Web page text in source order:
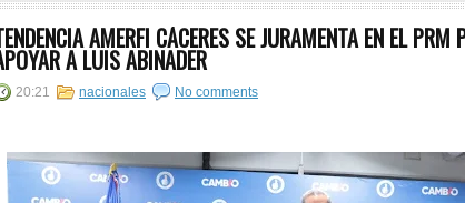
AMERFI CÁCERES SE JURAMENTA EN EL PRM
A LUIS ABINADER
20:21 nacionales No comments